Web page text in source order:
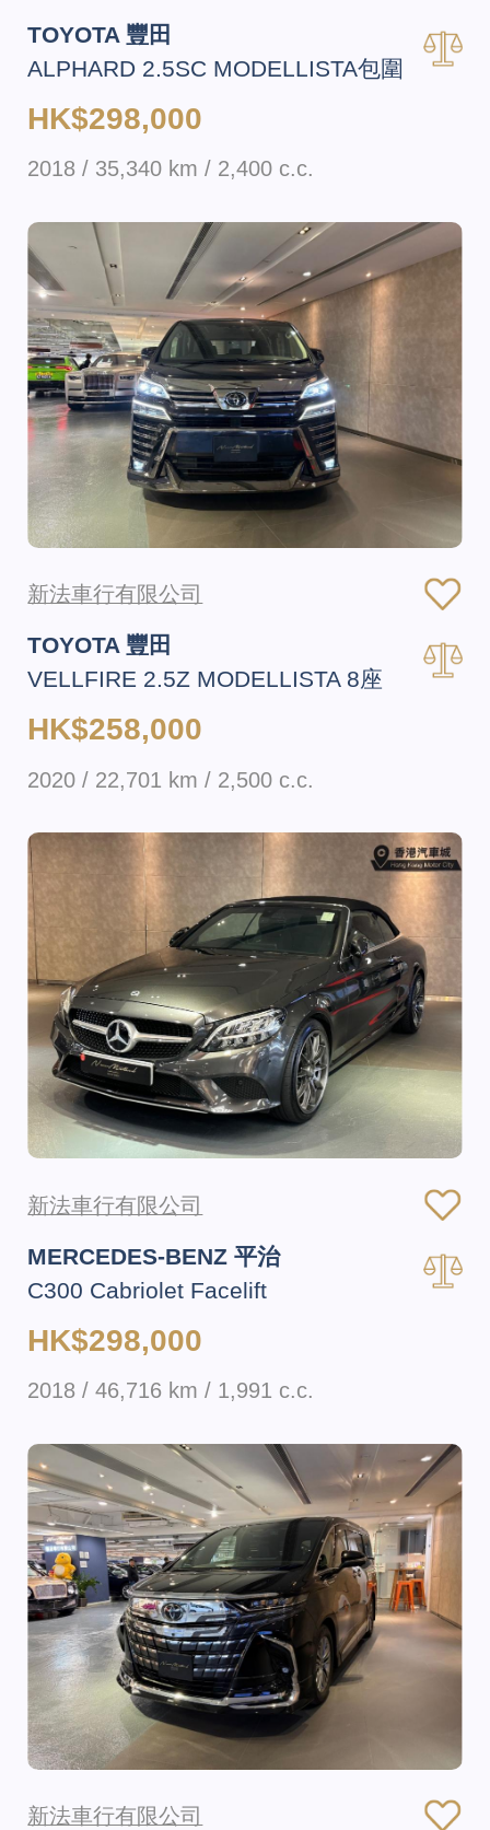
TOYOTA 豐田
ALPHARD 2.5SC MODELLISTA包圍
HK$298,000
2018 / 35,340 km / 2,400 c.c.
新法車行有限公司
TOYOTA 豐田
VELLFIRE 2.5Z MODELLISTA 8座
HK$258,000
2020 / 22,701 km / 2,500 c.c.
新法車行有限公司
MERCEDES-BENZ 平治
C300 Cabriolet Facelift
HK$298,000
2018 / 46,716 km / 1,991 c.c.
新法車行有限公司